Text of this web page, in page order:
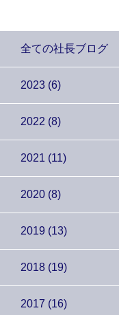
全ての社長ブログ
2023 (6)
2022 (8)
2021 (11)
2020 (8)
2019 (13)
2018 (19)
2017 (16)